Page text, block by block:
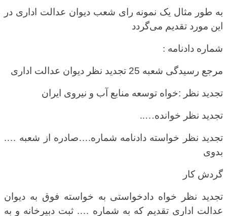
به طور مثال یک نمونه رای شعب دیوان عدالت اداری در
این مورد تقدیم می‌گردد
شماره دادنامه :
مرجع رسیدگی شعبه 25 تجدید نظر دیوان عدالت اداری
تجدید نظر :خواه توسعه منابع آب و نیروی ایران
تجدید نظر خوانده…..
تجدید نظر خواسته دادنامه شماره.…صادره از شعبه ….
بدوی
گردش کار
تجدید نظر خواه دادخواستی به خواسته فوق به دیوان
عدالت اداری تقدیم که به شماره …. ثبت دبیرخانه و به